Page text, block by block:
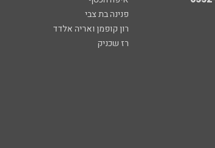
פנינה בת צבי
רון קופמן ואריה אלדד
רז שכניק